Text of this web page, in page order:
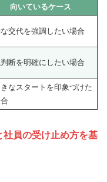
向いているケース
な交代を強調したい場合
断を明確にしたい場合
なスタートを印象づけた
社員の受け止め方を基